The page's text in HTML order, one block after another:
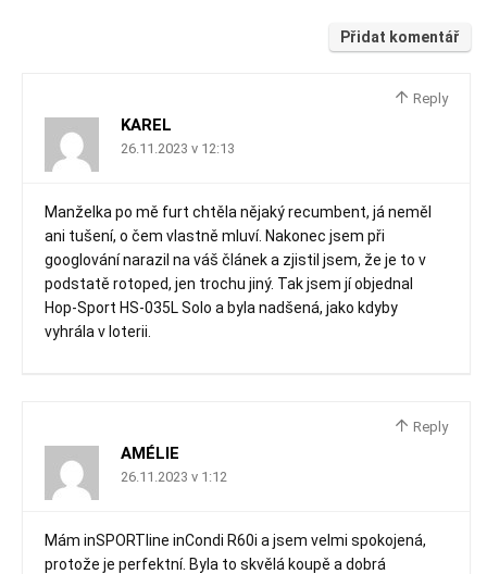
Přidat komentář
Reply
KAREL
26.11.2023 v 12:13
Manželka po mě furt chtěla nějaký recumbent, já neměl
ani tušení, o čem vlastně mluví. Nakonec jsem při
googlování narazil na váš článek a zjistil jsem, že je to v
podstatě rotoped, jen trochu jiný. Tak jsem jí objednal
Hop-Sport HS-035L Solo a byla nadšená, jako kdyby
vyhrála v loterii.
Reply
AMÉLIE
26.11.2023 v 1:12
Mám inSPORTline inCondi R60i a jsem velmi spokojená,
protože je perfektní. Byla to skvělá koupě a dobrá